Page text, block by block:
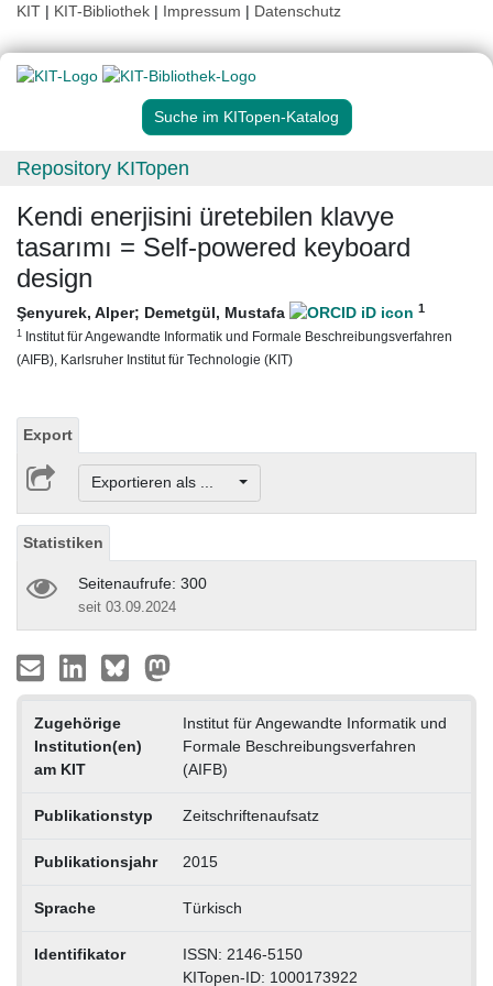
KIT | KIT-Bibliothek | Impressum | Datenschutz
Suche im KITopen-Katalog
Repository KITopen
Kendi enerjisini üretebilen klavye
tasarımı = Self-powered keyboard
design
Şenyurek, Alper; Demetgül, Mustafa 1
1 Institut für Angewandte Informatik und Formale Beschreibungsverfahren
(AIFB), Karlsruher Institut für Technologie (KIT)
Export
Exportieren als ...
Statistiken
Seitenaufrufe: 300
seit 03.09.2024
Zugehörige
Institution(en)
am KIT
Institut für Angewandte Informatik und
Formale Beschreibungsverfahren
(AIFB)
Publikationstyp Zeitschriftenaufsatz
Publikationsjahr 2015
Sprache Türkisch
Identifikator
ISSN: 2146-5150
KITopen-ID: 1000173922